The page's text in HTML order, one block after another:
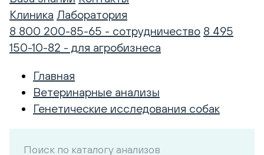
Клиника Лаборатория
8 800 200-85-65 - сотрудничество 8 495
150-10-82 - для агробизнеса
Главная
Ветеринарные анализы
Генетические исследования собак